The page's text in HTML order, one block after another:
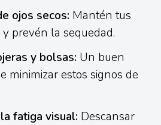
ojos secos: Mantén tus
prevén la sequedad.
y bolsas: Un buen
minimizar estos signos de
fatiga visual: Descansar